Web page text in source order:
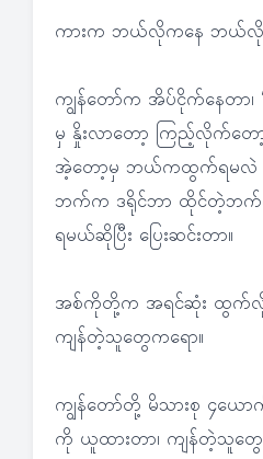
ကားက ဘယ်လိုကနေ ဘယ်လို
ကျွန်တော်က အိပ်ငိုက်နေတာ၊
မှ နှိုးလာတော့ ကြည့်လိုက်တော့
အဲ့တော့မှ ဘယ်ကထွက်ရမလဲ
ဘက်က ဒရိုင်ဘာ ထိုင်တဲ့ဘ
ရမယ်ဆိုပြီး ပြေးဆင်းတာ။
အစ်ကိုတို့က အရင်ဆုံး ထွက်လို့
ကျန်တဲ့သူတွေကရော။
ကျွန်တော်တို့ မိသားစု ၄ယောက်
ကို ယူထားတာ၊ ကျန်တဲ့သူတွ